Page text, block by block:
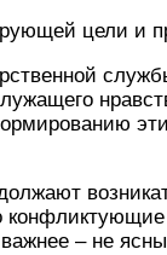
цели и
– не